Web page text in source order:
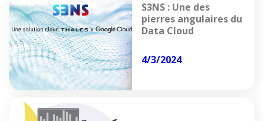
S3NS : Une des
pierres angulaires du
Data Cloud
4/3/2024